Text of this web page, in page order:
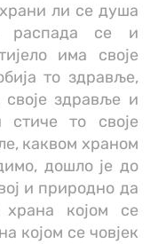
ли се душа
распада се и
има своје
то здравље,
здравље и
стиче то своје
каквом храном
дошло је до
и природно да
храна којом се
којом се човјек